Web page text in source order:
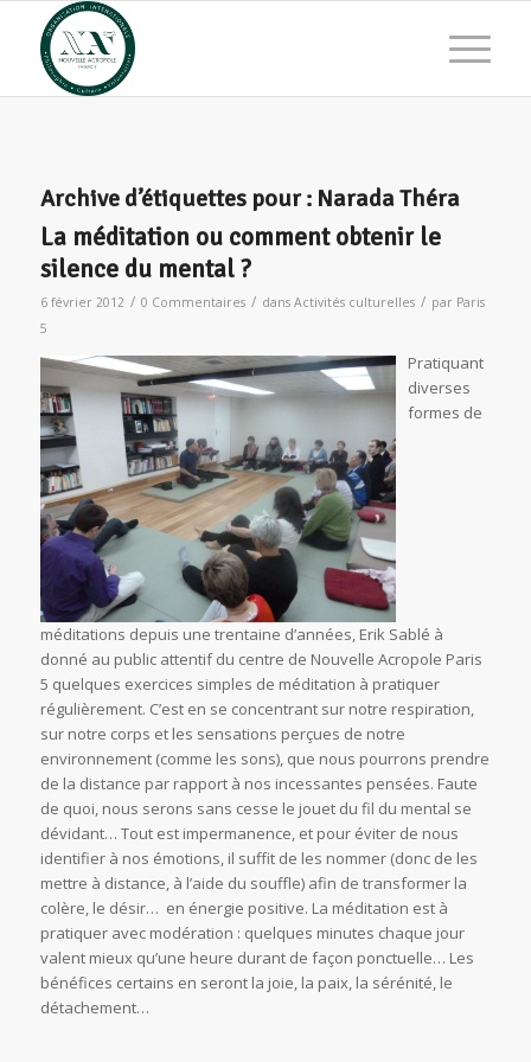
Archive d’étiquettes pour : Narada Théra
La méditation ou comment obtenir le
silence du mental ?
6 février 2012 / 0 Commentaires / dans Activités culturelles / par Paris
5
Pratiquant
diverses
formes de
méditations depuis une trentaine d’années, Erik Sablé à
donné au public attentif du centre de Nouvelle Acropole Paris
5 quelques exercices simples de méditation à pratiquer
régulièrement. C’est en se concentrant sur notre respiration,
sur notre corps et les sensations perçues de notre
environnement (comme les sons), que nous pourrons prendre
de la distance par rapport à nos incessantes pensées. Faute
de quoi, nous serons sans cesse le jouet du fil du mental se
dévidant… Tout est impermanence, et pour éviter de nous
identifier à nos émotions, il suffit de les nommer (donc de les
mettre à distance, à l’aide du souffle) afin de transformer la
colère, le désir… en énergie positive. La méditation est à
pratiquer avec modération : quelques minutes chaque jour
valent mieux qu’une heure durant de façon ponctuelle… Les
bénéfices certains en seront la joie, la paix, la sérénité, le
détachement…